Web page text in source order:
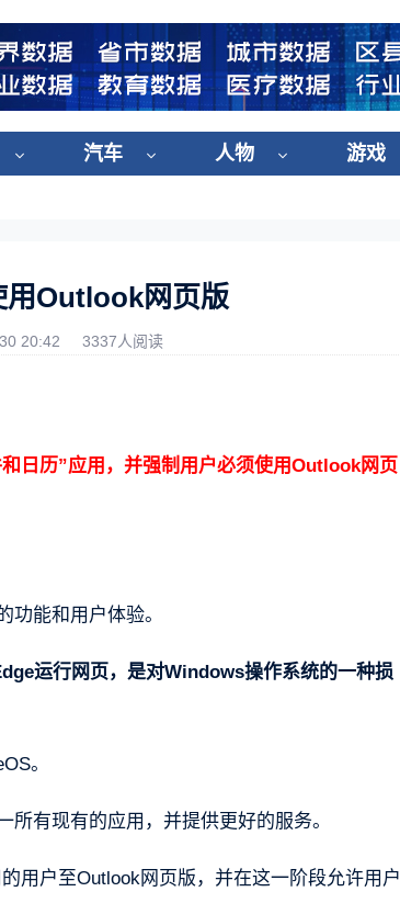
汽车 人物 游戏
用Outlook网页版
20:42 3337人阅读
日历”应用，并强制用户必须使用Outlook网页
能和用户体验。
运行网页，是对Windows操作系统的一种损
。
有现有的应用，并提供更好的服务。
用户至Outlook网页版，并在这一阶段允许用户